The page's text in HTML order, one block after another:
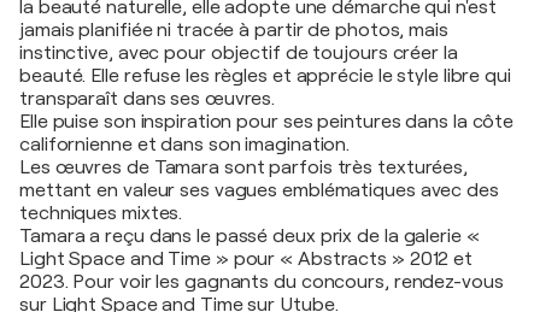
la beauté naturelle, elle adopte une démarche qui n'est
jamais planifiée ni tracée à partir de photos, mais
instinctive, avec pour objectif de toujours créer la
beauté. Elle refuse les règles et apprécie le style libre qui
transparaît dans ses œuvres.
Elle puise son inspiration pour ses peintures dans la côte
californienne et dans son imagination.
Les œuvres de Tamara sont parfois très texturées,
mettant en valeur ses vagues emblématiques avec des
techniques mixtes.
Tamara a reçu dans le passé deux prix de la galerie «
Light Space and Time » pour « Abstracts » 2012 et
2023. Pour voir les gagnants du concours, rendez-vous
sur Light Space and Time sur Utube.